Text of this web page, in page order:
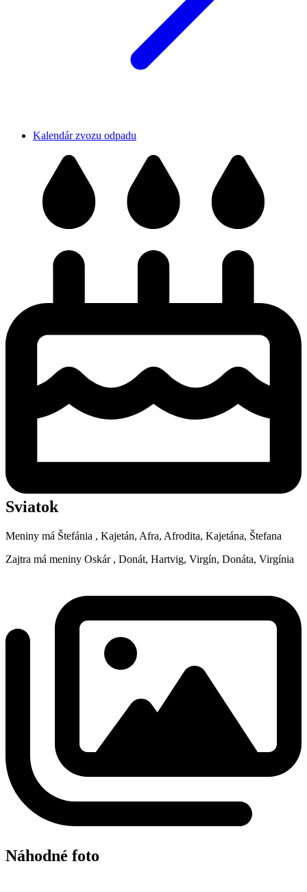
Kalendár zvozu odpadu
Sviatok
Meniny má Štefánia , Kajetán, Afra, Afrodita, Kajetána, Štefana
Zajtra má meniny Oskár , Donát, Hartvig, Virgín, Donáta, Virgínia
Náhodné foto